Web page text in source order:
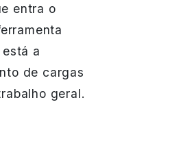
entra o
a
de cargas
geral.